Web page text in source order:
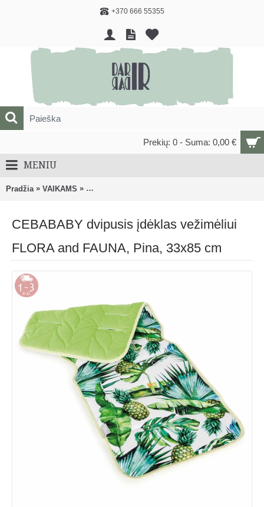
+370 666 55355
Prekių: 0 - Suma: 0,00 €
MENIU
Pradžia » VAIKAMS » AUTOMOBILINĖS KĖDUTĖS, KELIONIŲ PRIEDAI
CEBABABY dvipusis įdėklas vežimėliui
FLORA and FAUNA, Pina, 33x85 cm